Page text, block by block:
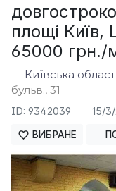
площі Київ,
65000 грн./
Київська
бульв., 31
ID: 9342039 15/
ВИБРАНЕ